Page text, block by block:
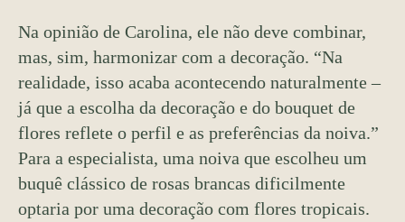
Na opinião de Carolina, ele não deve combinar,
mas, sim, harmonizar com a decoração. “Na
realidade, isso acaba acontecendo naturalmente –
já que a escolha da decoração e do bouquet de
flores reflete o perfil e as preferências da noiva.”
Para a especialista, uma noiva que escolheu um
buquê clássico de rosas brancas dificilmente
optaria por uma decoração com flores tropicais.